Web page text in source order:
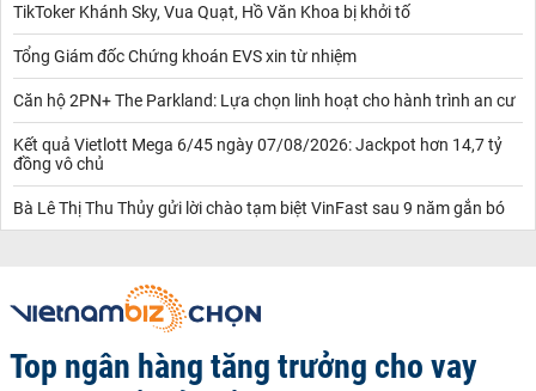
TikToker Khánh Sky, Vua Quạt, Hồ Văn Khoa bị khởi tố
Tổng Giám đốc Chứng khoán EVS xin từ nhiệm
Căn hộ 2PN+ The Parkland: Lựa chọn linh hoạt cho hành trình an cư
Kết quả Vietlott Mega 6/45 ngày 07/08/2026: Jackpot hơn 14,7 tỷ
đồng vô chủ
Bà Lê Thị Thu Thủy gửi lời chào tạm biệt VinFast sau 9 năm gắn bó
Top ngân hàng tăng trưởng cho vay